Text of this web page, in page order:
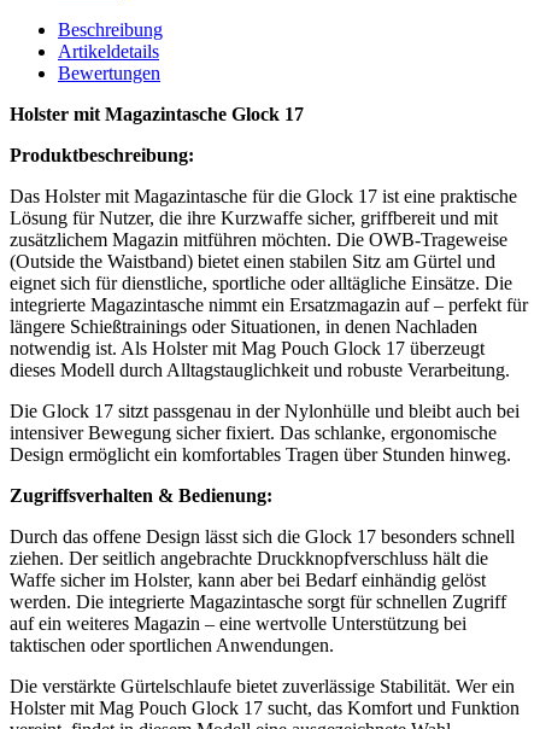
Beschreibung
Artikeldetails
Bewertungen
Holster mit Magazintasche Glock 17
Produktbeschreibung:
Das Holster mit Magazintasche für die Glock 17 ist eine praktische
Lösung für Nutzer, die ihre Kurzwaffe sicher, griffbereit und mit
zusätzlichem Magazin mitführen möchten. Die OWB-Trageweise
(Outside the Waistband) bietet einen stabilen Sitz am Gürtel und
eignet sich für dienstliche, sportliche oder alltägliche Einsätze. Die
integrierte Magazintasche nimmt ein Ersatzmagazin auf – perfekt für
längere Schießtrainings oder Situationen, in denen Nachladen
notwendig ist. Als Holster mit Mag Pouch Glock 17 überzeugt
dieses Modell durch Alltagstauglichkeit und robuste Verarbeitung.
Die Glock 17 sitzt passgenau in der Nylonhülle und bleibt auch bei
intensiver Bewegung sicher fixiert. Das schlanke, ergonomische
Design ermöglicht ein komfortables Tragen über Stunden hinweg.
Zugriffsverhalten & Bedienung:
Durch das offene Design lässt sich die Glock 17 besonders schnell
ziehen. Der seitlich angebrachte Druckknopfverschluss hält die
Waffe sicher im Holster, kann aber bei Bedarf einhändig gelöst
werden. Die integrierte Magazintasche sorgt für schnellen Zugriff
auf ein weiteres Magazin – eine wertvolle Unterstützung bei
taktischen oder sportlichen Anwendungen.
Die verstärkte Gürtelschlaufe bietet zuverlässige Stabilität. Wer ein
Holster mit Mag Pouch Glock 17 sucht, das Komfort und Funktion